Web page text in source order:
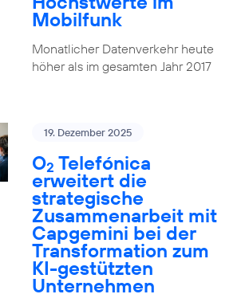
Mobilfunk
Monatlicher Datenverkehr heute
höher als im gesamten Jahr 2017
19. Dezember 2025
O2 Telefónica
erweitert die
strategische
Zusammenarbeit mit
Capgemini bei der
Transformation zum
KI-gestützten
Unternehmen